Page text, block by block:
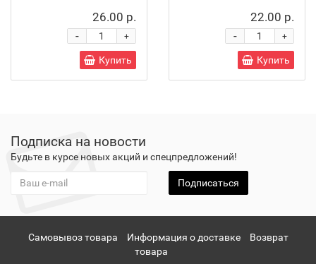
26.00 р.
+
-
Купить
22.00 р.
+
-
Купить
Подписка на новости
Будьте в курсе новых акций и спецпредложений!
Подписаться
Самовывоз товара Информация о доставке
Возврат
товара